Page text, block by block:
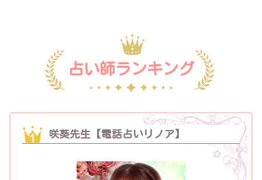
占い師ランキング
咲葵先生【電話占いリノア】